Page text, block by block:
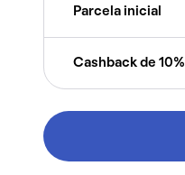
Parcela inicial
Cashback de 10%